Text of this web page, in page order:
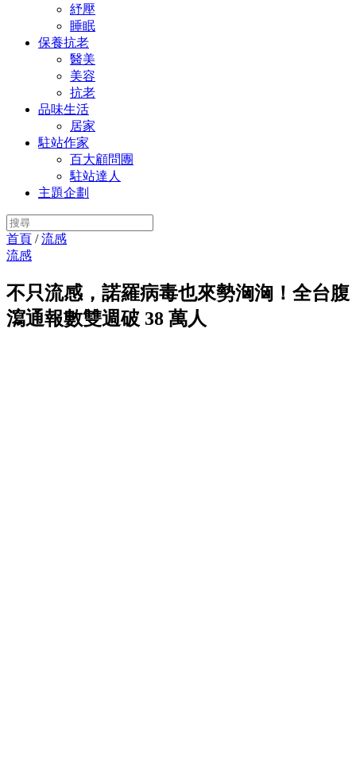
紓壓
睡眠
保養抗老
醫美
美容
抗老
品味生活
居家
駐站作家
百大顧問團
駐站達人
主題企劃
首頁 /流感
流感
不只流感，諾羅病毒也來勢洶洶！全台腹
瀉通報數雙週破 38 萬人